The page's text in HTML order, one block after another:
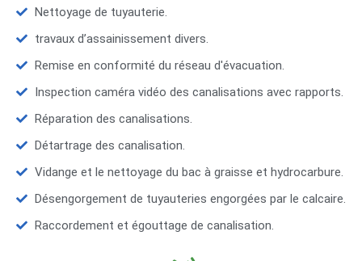
Nettoyage de tuyauterie.
travaux d’assainissement divers.
Remise en conformité du réseau d'évacuation.
Inspection caméra vidéo des canalisations avec rapports.
Réparation des canalisations.
Détartrage des canalisation.
Vidange et le nettoyage du bac à graisse et hydrocarbure.
Désengorgement de tuyauteries engorgées par le calcaire.
Raccordement et égouttage de canalisation.